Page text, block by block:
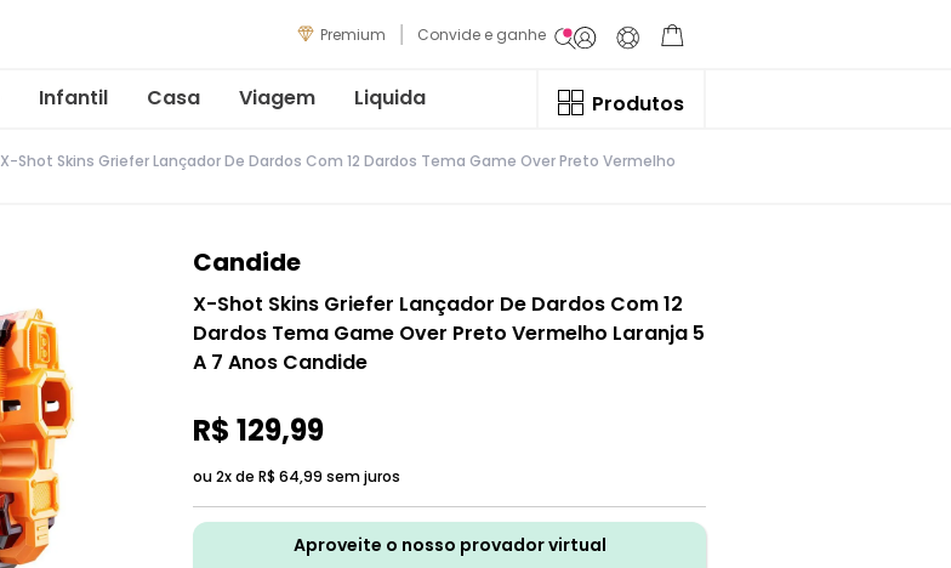
Premium Convide e ganhe
Infantil Casa Viagem Liquida Produtos
X-Shot Skins Griefer Lançador De Dardos Com 12 Dardos Tema Game Over Preto Vermelho
Candide
X-Shot Skins Griefer Lançador De Dardos Com 12
Dardos Tema Game Over Preto Vermelho Laranja 5
A 7 Anos Candide
R$ 129,99
ou 2x de R$ 64,99 sem juros
Aproveite o nosso provador virtual